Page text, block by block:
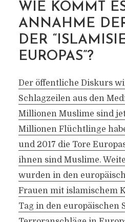
WIE KOMMT
ANNAHME
DER
EUROPAS”?
Der öffentliche Diskurs
Schlagzeilen aus den
Millionen Muslime sind
Millionen Flüchtlinge
und 2017 die Tore
ihnen sind Muslime.
wurden in den
Frauen mit islamischem
Tag in den europäischen